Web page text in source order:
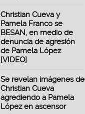
Christian Cueva y
Pamela Franco se
BESAN, en medio de
denuncia de agresión
de Pamela López
[VIDEO]
Se revelan imágenes de
Christian Cueva
agrediendo a Pamela
López en ascensor